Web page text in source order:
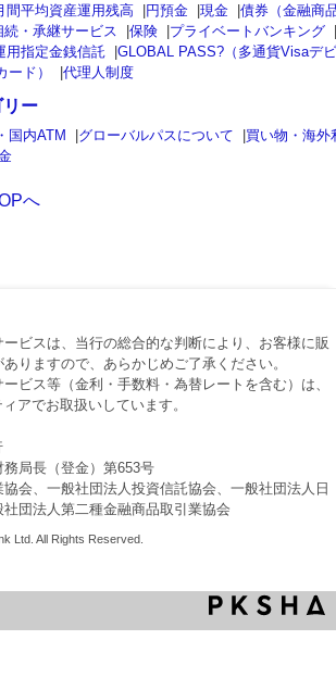
間平均資産運用残高 |円預金 |現金 |債券（金融商
続・承継サービス |保険 |プライベートバンキング |
用指定金銭信託 |GLOBAL PASS?（多通貨Visaデ
ド）
|代理人制度
ー
国内ATM |グローバルパスについて |買い物・海外
へ
ビスは、当行の総合的な判断により、お客様に販
りますので、あらかじめご了承ください。
ビス等（金利・手数料・為替レートを含む）は、
アでお取扱いしています。
局長（登金）第653号
会、一般社団法人投資信託協会、一般社団法人日
団法人第二種金融商品取引業協会
Ltd. All Rights Reserved.